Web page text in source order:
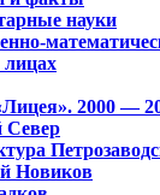
науки
лицах
2000 —
Север
Новиков